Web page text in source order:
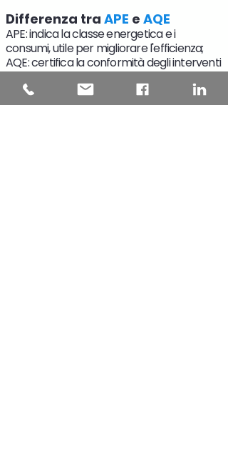
Differenza tra APE e AQE
APE: indica la classe energetica e i
consumi, utile per migliorare l'efficienza;
AQE: certifica la conformità degli interventi
eseguiti ai requisiti energetici.
Quando e da chi deve essere